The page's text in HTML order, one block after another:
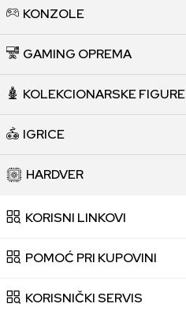
KONZOLE
GAMING OPREMA
KOLEKCIONARSKE FIGURE
IGRICE
HARDVER
KORISNI LINKOVI
POMOĆ PRI KUPOVINI
KORISNIČKI SERVIS